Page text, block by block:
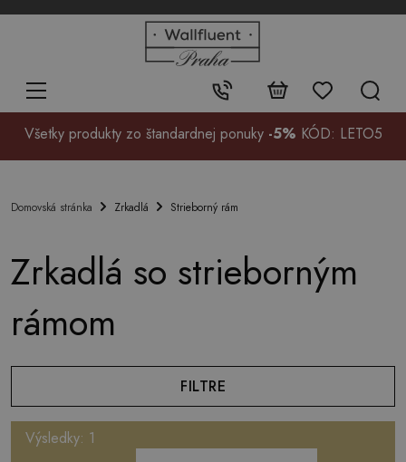
Kontakt:
+48
99
Všetky produkty zo štandardnej ponuky -5% KÓD: LETO5
Domovská stránka Zrkadlá Strieborný rám
Zrkadlá so strieborným
rámom
FILTRE
Výsledky: 1